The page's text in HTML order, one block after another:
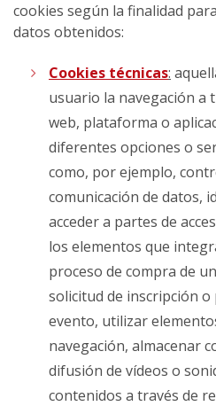
cookies según la finalidad
datos obtenidos:
Cookies técnicas:
usuario la navegación a
web, plataforma o
diferentes opciones o
como, por ejemplo,
comunicación de datos,
acceder a partes de
los elementos que
proceso de compra de
solicitud de inscripción
evento, utilizar
navegación, almacenar
difusión de vídeos o
contenidos a través de